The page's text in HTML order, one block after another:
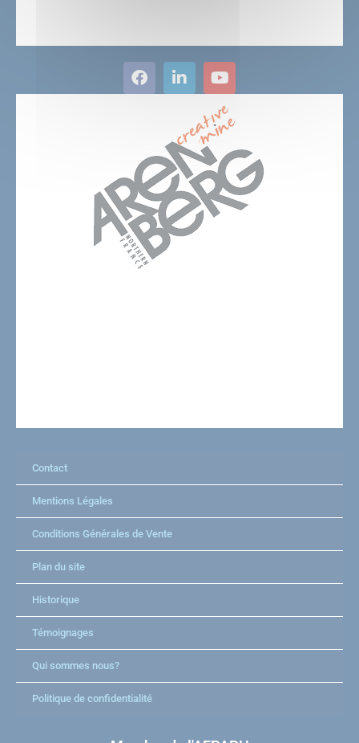
Contact
Mentions Légales
Conditions Générales de Vente
Plan du site
Historique
Témoignages
Qui sommes nous?
Politique de confidentialité